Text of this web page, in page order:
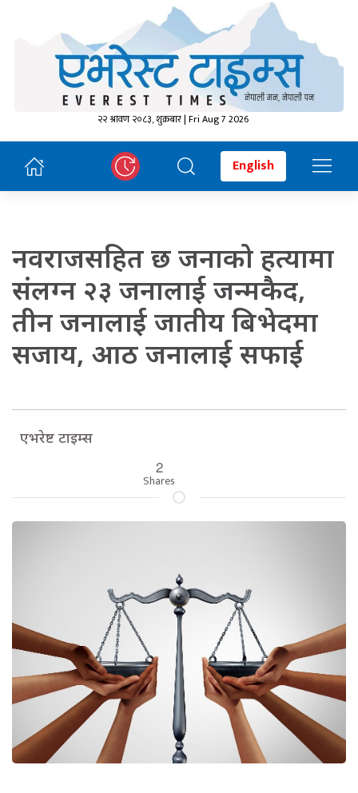
२२ श्रावण २०८३, शुक्रबार | Fri Aug 7 2026
English
नवराजसहित छ जनाको हत्यामा
संलग्न २३ जनालाई जन्मकैद,
तीन जनालाई जातीय बिभेदमा
सजाय, आठ जनालाई सफाई
एभरेष्ट टाइम्स
2
Shares